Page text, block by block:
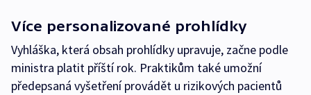
Více personalizované prohlídky
Vyhláška, která obsah prohlídky upravuje, začne podle
ministra platit příští rok. Praktikům také umožní
předepsaná vyšetření provádět u rizikových pacientů